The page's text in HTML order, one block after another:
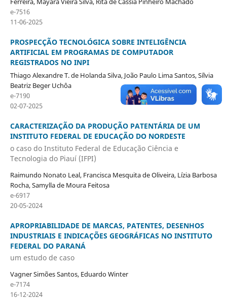
e-7516
11-06-2025
PROSPECÇÃO TECNOLÓGICA SOBRE INTELIGÊNCIA
ARTIFICIAL EM PROGRAMAS DE COMPUTADOR
REGISTRADOS NO INPI
Thiago Alexandre T. de Holanda Silva, João Paulo Lima Santos, Sílvia
Beatriz Beger Uchôa
e-7190
02-07-2025
CARACTERIZAÇÃO DA PRODUÇÃO PATENTÁRIA DE UM
INSTITUTO FEDERAL DE EDUCAÇÃO DO NORDESTE
o caso do Instituto Federal de Educação Ciência e
Tecnologia do Piauí (IFPI)
Raimundo Nonato Leal, Francisca Mesquita de Oliveira, Lízia Barbosa
Rocha, Samylla de Moura Feitosa
e-6917
20-05-2024
APROPRIABILIDADE DE MARCAS, PATENTES, DESENHOS
INDUSTRIAIS E INDICAÇÕES GEOGRÁFICAS NO INSTITUTO
FEDERAL DO PARANÁ
um estudo de caso
Vagner Simões Santos, Eduardo Winter
e-7174
16-12-2024